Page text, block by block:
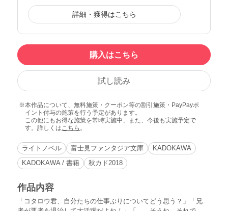
詳細・獲得はこちら
購入はこちら
試し読み
本作品について、無料施策・クーポン等の割引施策・PayPayポ
イント付与の施策を行う予定があります。
この他にもお得な施策を常時実施中、また、今後も実施予定で
す。詳しくは こちら 。
ライトノベル 富士見ファンタジア文庫
KADOKAWA
KADOKAWA / 書籍
秋カド2018
作品内容
「コタロウ君、自分たちの仕事ぶりについてどう思う？」「兄